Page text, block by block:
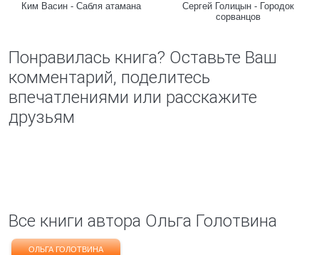
Ким Васин - Сабля атамана
Сергей Голицын - Городок
сорванцов
Понравилась книга? Оставьте Ваш
комментарий, поделитесь
впечатлениями или расскажите
друзьям
Все книги автора Ольга Голотвина
ОЛЬГА ГОЛОТВИНА